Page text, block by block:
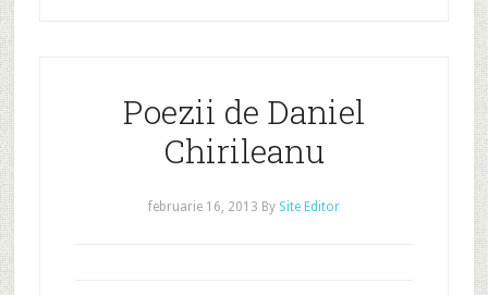
Poezii de Daniel
Chirileanu
februarie 16, 2013 By Site Editor